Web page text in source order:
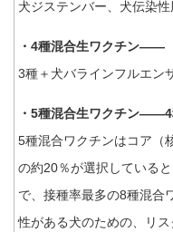
犬ジステンバー、犬伝染
・4種混合生ワクチン――
3種＋犬バラインフルエン
・5種混合生ワクチン――
5種混合ワクチンはコア（
の約20％が選択している
で、接種率最多の8種混合
性がある犬のための、リス